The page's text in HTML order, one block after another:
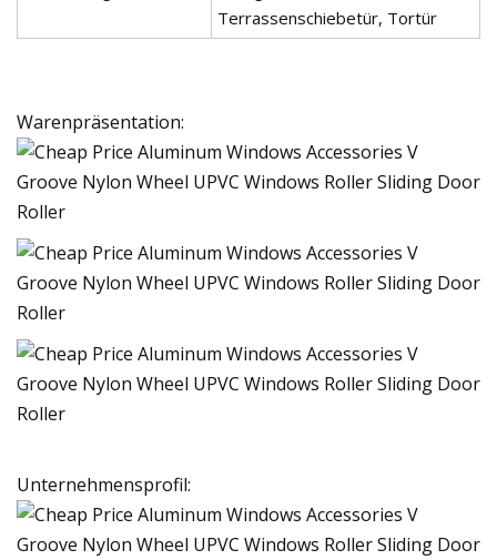
Terrassenschiebetür, Tortür
Warenpräsentation:
Unternehmensprofil: